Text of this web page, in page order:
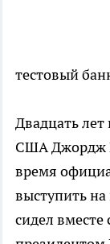
тестовый
Двадцать лет
США Джордж
время
выступить
сидел